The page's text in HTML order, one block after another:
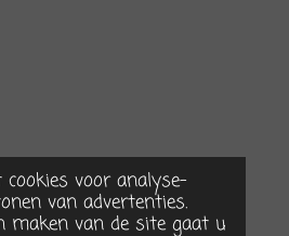
voor analyse-
van advertenties.
maken van de site gaat u